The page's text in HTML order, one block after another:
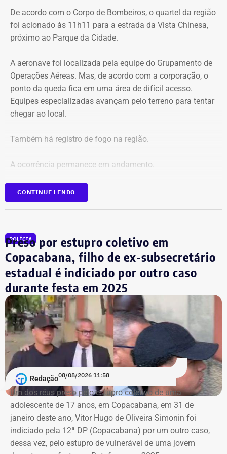
criança de 2 anos — Foto: Reprodução.
O pedido de Búzios à Justiça
Em caráter urgente, antes da apresentação da defesa das
empresas, a prefeitura solicitou:
Preservação integral dos registros dos nove perfis;
Identificação de anunciantes e financiadores;
Retirada das publicações relacionadas no processo;
Suspensão temporária de contas que não fossem
Proibição de distribuição paga por contas ainda não
Multa diária de R$ 50 mil por obrigação descumprida.
A prefeitura pediu que a multa seja aplicada
separadamente de acordo com o perfil, publicação,
campanha ou conjunto de dados.
No julgamento definitivo, o município pretende obter a
remoção permanente dos conteúdos considerados
ilícitos, a desativação das contas comprovadamente
falsas ou utilizadas continuamente para ilegalidades e a
exclusão de cópias idênticas das publicações.
A ação também busca obrigar os responsáveis a publicar
correções ou retratações por pelo menos 30 dias, além de
ressarcir os custos que a prefeitura afirma ter suportado
para responder às informações questionadas.
O valor desses danos não foi calculado. O município
pede ainda indenização por dano moral coletivo, também
De acordo com o Corpo de Bombeiros, o quartel da região
foi acionado às 11h11 para a estrada da Vista Chinesa,
próximo ao Parque da Cidade.
A aeronave foi localizada pela equipe do Grupamento de
Operações Aéreas. Mas, de acordo com a corporação, o
ponto da queda fica em uma área de difícil acesso.
Equipes especializadas avançam pelo terreno para tentar
chegar ao local.
Também há registro de fogo na região.
A ocorrência permanece em andamento.
*Em atualização
CONTINUE LENDO
POLÍCIA
Preso por estupro coletivo em
Copacabana, filho de ex-subsecretário
estadual é indiciado por outro caso
durante festa em 2025
Redação08/08/2026 11:58
Um dos réus preso pelo estupro coletivo de uma
adolescente de 17 anos, em Copacabana, em 31 de
janeiro deste ano, Vitor Hugo de Oliveira Simonin foi
indiciado pela 12ª DP (Copacabana) por um outro caso,
dessa vez, pelo estupro de vulnerável de uma jovem